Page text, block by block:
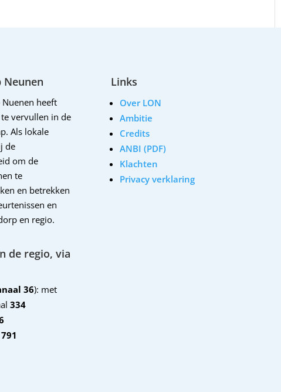
Neunen
heeft
vervullen in de
Als lokale
de
om de
te
en betrekken
en
en regio.
de regio, via
36): met
334
791
Links
Over LON
Ambitie
Credits
ANBI (PDF)
Klachten
Privacy verklaring